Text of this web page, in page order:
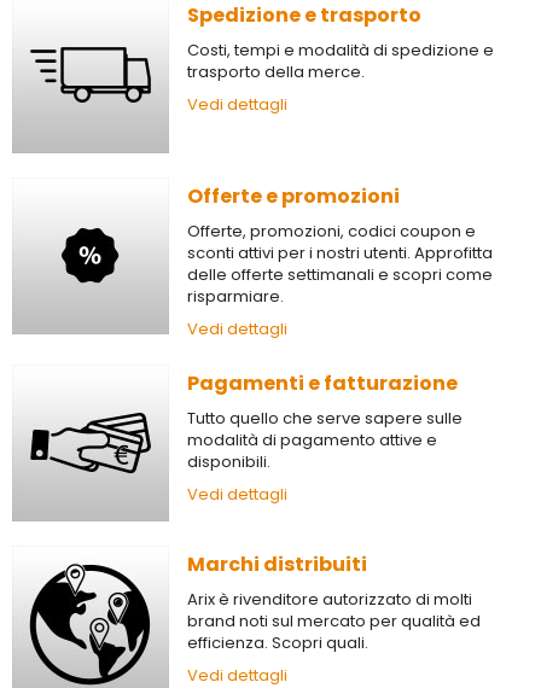
Spedizione e trasporto
Costi, tempi e modalità di spedizione e
trasporto della merce.
Vedi dettagli
Offerte e promozioni
Offerte, promozioni, codici coupon e
sconti attivi per i nostri utenti. Approfitta
delle offerte settimanali e scopri come
risparmiare.
Vedi dettagli
Pagamenti e fatturazione
Tutto quello che serve sapere sulle
modalità di pagamento attive e
disponibili.
Vedi dettagli
Marchi distribuiti
Arix è rivenditore autorizzato di molti
brand noti sul mercato per qualità ed
efficienza. Scopri quali.
Vedi dettagli